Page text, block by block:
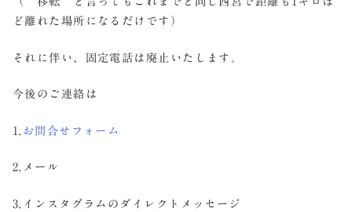
ど離れた場所になるだけです）
それに伴い、固定電話は廃止いたします。
今後のご連絡は
1. お問合せフォーム
2.メール
3.インスタグラムのダイレクトメッセージ